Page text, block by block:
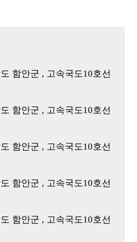
함안군 , 고속국도10호선
함안군 , 고속국도10호선
함안군 , 고속국도10호선
함안군 , 고속국도10호선
함안군 , 고속국도10호선